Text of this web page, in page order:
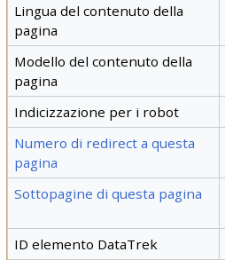
Lingua del contenuto della
pagina
Modello del contenuto della
pagina
Indicizzazione per i robot
Numero di redirect a questa
pagina
Sottopagine di questa pagina
ID elemento DataTrek